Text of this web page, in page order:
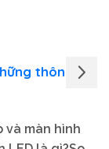
thông tin
và màn hình